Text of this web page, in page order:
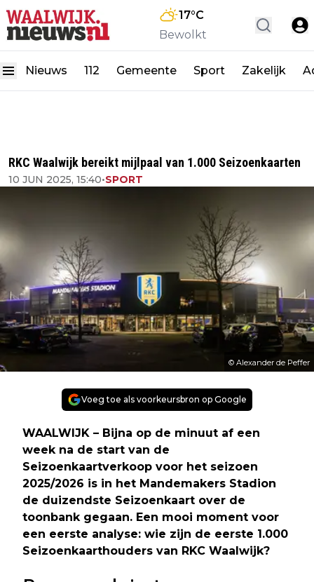
17°C
Bewolkt
Nieuws 112 Gemeente Sport Zakelijk
RKC Waalwijk bereikt mijlpaal van 1.000 Seizoenkaarten
10 JUN 2025, 15:40•SPORT
© Alexander de Peffer
Voeg toe als voorkeursbron op Google
WAALWIJK – Bijna op de minuut af een
week na de start van de
Seizoenkaartverkoop voor het seizoen
2025/2026 is in het Mandemakers Stadion
de duizendste Seizoenkaart over de
toonbank gegaan. Een mooi moment voor
een eerste analyse: wie zijn de eerste 1.000
Seizoenkaarthouders van RKC Waalwijk?